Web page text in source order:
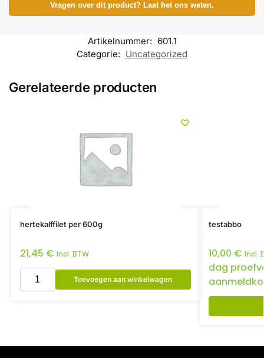
Vragen over dit product? Laat het ons weten.
Artikelnummer: 601.1
Categorie: Uncategorized
Gerelateerde producten
hertekalffilet per 600g
21,45 € Incl. BTW
Toevoegen aan winkelwagen
testabbo
10,00 € Incl.
dag